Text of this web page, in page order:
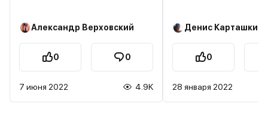
без проблем, а с таким дорогим
обслуживанием все чаще
задумываюсь о продаже, пока не
с китайщиной я больше дел
никаких иметь не хочу – себе
Александр Верховский
0 0
7 июня 2022 4.9K
дефиците. Пишу не из
друга транзит 2020
ломается каждый
экономить на ремонте,
всё же приходиться
Денис Карташкин
0
28 января 2022